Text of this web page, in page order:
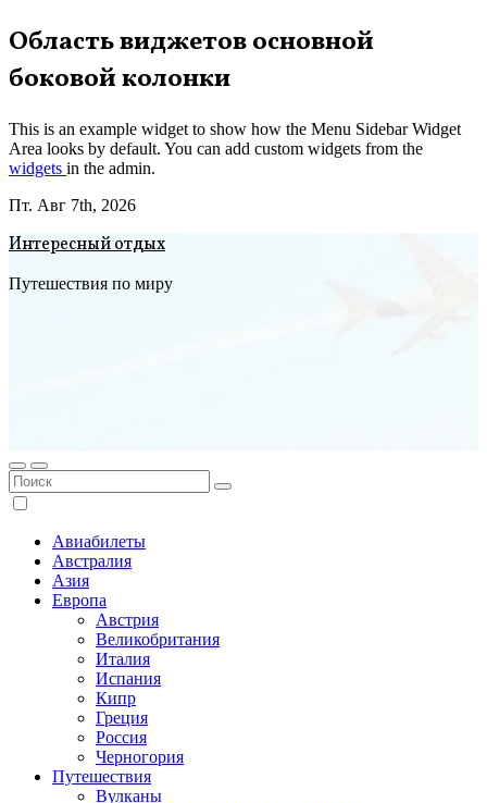
Перейти
к
содержимому
Область виджетов основной
боковой колонки
This is an example widget to show how the Menu Sidebar Widget
Area looks by default. You can add custom widgets from the
widgets in the admin.
Пт. Авг 7th, 2026
Интересный отдых
Путешествия по миру
Авиабилеты
Австралия
Азия
Европа
Австрия
Великобритания
Италия
Испания
Кипр
Греция
Россия
Черногория
Путешествия
Вулканы